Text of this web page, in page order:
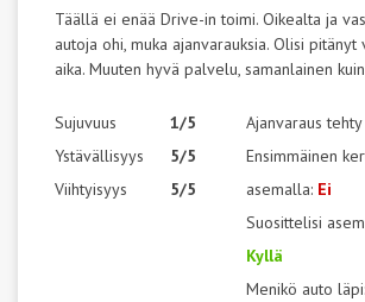
Täällä ei enää Drive-in toimi. Oikealta ja
autoja ohi, muka ajanvarauksia. Olisi pitänyt
aika. Muuten hyvä palvelu, samanlainen
Sujuvuus
Ystävällisyys
Viihtyisyys
1/5
5/5
5/5
Ajanvaraus
Ensimmäinen
asemalla: Ei
Suosittelisi
Kyllä
Menikö auto läpi: